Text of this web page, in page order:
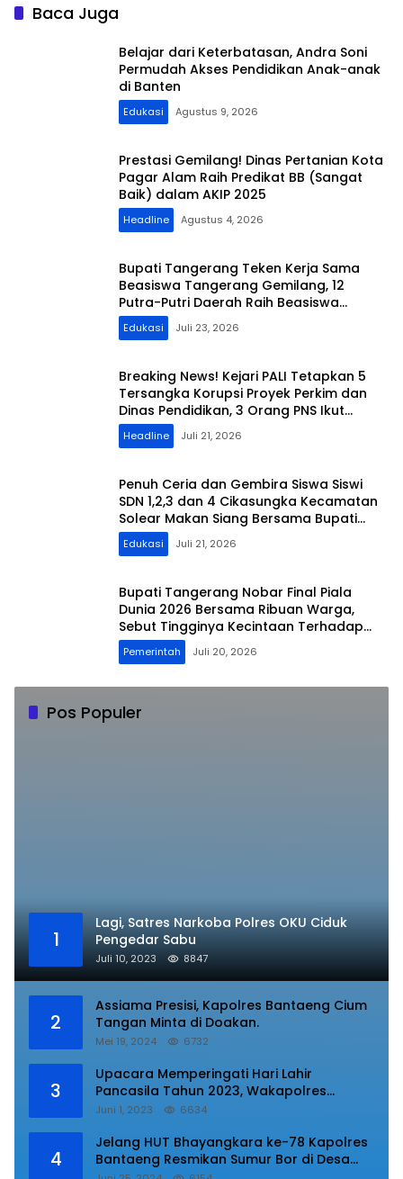
Baca Juga
Belajar dari Keterbatasan, Andra Soni
Permudah Akses Pendidikan Anak-anak
di Banten
Edukasi Agustus 9, 2026
Prestasi Gemilang! Dinas Pertanian Kota
Pagar Alam Raih Predikat BB (Sangat
Baik) dalam AKIP 2025
Headline Agustus 4, 2026
Bupati Tangerang Teken Kerja Sama
Beasiswa Tangerang Gemilang, 12
Putra-Putri Daerah Raih Beasiswa
Pendidikan Transportasi
Edukasi Juli 23, 2026
Breaking News! Kejari PALI Tetapkan 5
Tersangka Korupsi Proyek Perkim dan
Dinas Pendidikan, 3 Orang PNS Ikut
Terseret
Headline Juli 21, 2026
Penuh Ceria dan Gembira Siswa Siswi
SDN 1,2,3 dan 4 Cikasungka Kecamatan
Solear Makan Siang Bersama Bupati
Tangerang
Edukasi Juli 21, 2026
Bupati Tangerang Nobar Final Piala
Dunia 2026 Bersama Ribuan Warga,
Sebut Tingginya Kecintaan Terhadap
Olahraga Sepak Bola
Pemerintah Juli 20, 2026
Pos Populer
1
Lagi, Satres Narkoba Polres OKU Ciduk
Pengedar Sabu
Juli 10, 2023 8847
2
Assiama Presisi, Kapolres Bantaeng Cium
Tangan Minta di Doakan.
Mei 19, 2024 6732
3
Upacara Memperingati Hari Lahir
Pancasila Tahun 2023, Wakapolres
Lampung Utara Bacakan Amanat Kepala
Juni 1, 2023 6634
4
Jelang HUT Bhayangkara ke-78 Kapolres
Bantaeng Resmikan Sumur Bor di Desa